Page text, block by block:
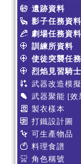
遺跡資料
影子任務資料
劇場任務資料
訓練所資料
使徒突襲任
烈焰見習騎
武器改造模擬
武器聚能 [效
製衣樣本
打鐵設計圖
可生產物品
料理食譜
角色稱號